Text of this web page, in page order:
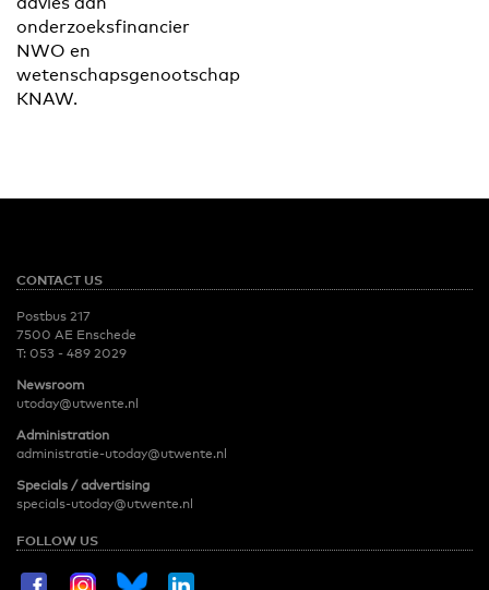
onderzoeksfinancier
NWO en
wetenschapsgenootschap
KNAW.
CONTACT US
Postbus 217
7500 AE Enschede
T: 053 - 489 2029
Newsroom
utoday@utwente.nl
Administration
administratie-utoday@utwente.nl
Specials / advertising
specials-utoday@utwente.nl
FOLLOW US